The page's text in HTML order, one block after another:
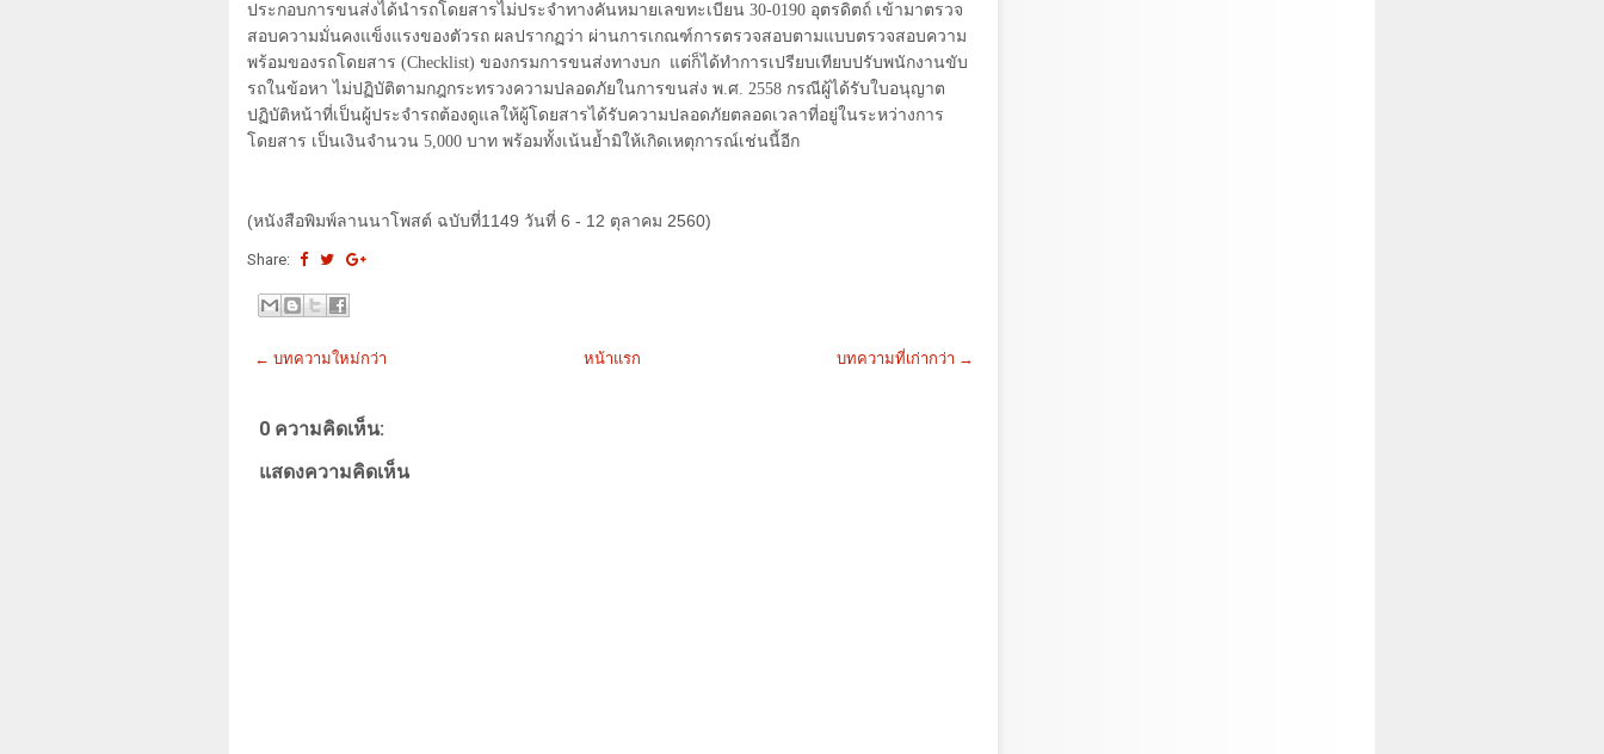
ประกอบการขนส่งได้นำรถโดยสารไม่ประจำทางคันหมายเลขทะเบียน 30-0190 อุตรดิตถ์ เข้ามาตรวจ
สอบความมั่นคงแข็งแรงของตัวรถ ผลปรากฏว่า ผ่านการเกณฑ์การตรวจสอบตามแบบตรวจสอบความ
พร้อมของรถโดยสาร (Checklist) ของกรมการขนส่งทางบก แต่ก็ได้ทำการเปรียบเทียบปรับพนักงานขับ
รถในข้อหา ไม่ปฏิบัติตามกฎกระทรวงความปลอดภัยในการขนส่ง พ.ศ. 2558 กรณีผู้ได้รับใบอนุญาต
ปฏิบัติหน้าที่เป็นผู้ประจำรถต้องดูแลให้ผู้โดยสารได้รับความปลอดภัยตลอดเวลาที่อยู่ในระหว่างการ
โดยสาร เป็นเงินจำนวน 5,000 บาท พร้อมทั้งเน้นย้ำมิให้เกิดเหตุการณ์เช่นนี้อีก
(หนังสือพิมพ์ลานนาโพสต์ ฉบับที่1149 วันที่ 6 - 12 ตุลาคม 2560)
Share:
← บทความใหม่กว่า บทความที่เก่ากว่า →
หน้าแรก
0 ความคิดเห็น:
แสดงความคิดเห็น